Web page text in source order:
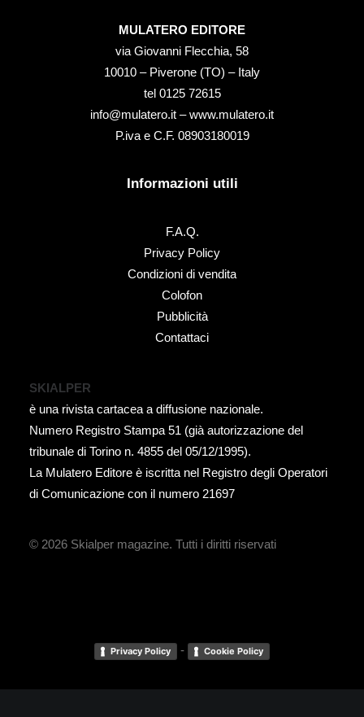
MULATERO EDITORE
via Giovanni Flecchia, 58
10010 – Piverone (TO) – Italy
tel ‭0125 72615‬
info@mulatero.it –www.mulatero.it
P.iva e C.F. 08903180019
Informazioni utili
F.A.Q.
Privacy Policy
Condizioni di vendita
Colofon
Pubblicità
Contattaci
SKIALPER
è una rivista cartacea a diffusione nazionale.
Numero Registro Stampa 51 (già autorizzazione del
tribunale di Torino n. 4855 del 05/12/1995).
La Mulatero Editore è iscritta nel Registro degli Operatori
di Comunicazione con il numero 21697
© 2026 Skialper magazine. Tutti i diritti riservati
Privacy Policy - Cookie Policy